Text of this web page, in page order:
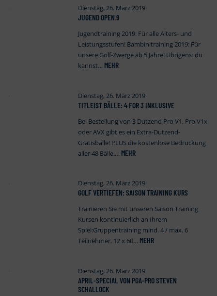
Dienstag, 26. März 2019
JUGEND OPEN.9
Jugendtraining 2019: Für alle Alters- und
Leistungsstufen! Bambinitraining 2019: Für
unsere Golf-Zwerge ab 5 Jahre! Übrigens: du
kannst… MEHR
Dienstag, 26. März 2019
TITLEIST BÄLLE: 4 FOR 3 INKLUSIVE
Bei Bestellung von 3 Dutzend Pro V1, Pro V1x
oder AVX gibt es ein Extra-Dutzend-
Gratisbälle! PLUS die kostenlose Bedruckung
aller 48 Bälle.… MEHR
Dienstag, 26. März 2019
GOLF VERTIEFEN: SAISON TRAINING KURS
Trainieren Sie mit unseren Saison Training
Kursen kontinuierlich an Ihrem
Spiel:Gruppentraining mind. 4 / max. 6
Teilnehmer, 12 x 60… MEHR
Dienstag, 26. März 2019
APRIL-SPECIAL VON PGA-PRO STEVEN
SCHALLOCK